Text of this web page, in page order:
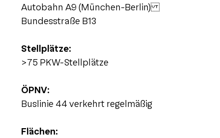
Autobahn A9 (München-Berlin)
Bundesstraße B13
Stellplätze:
>75 PKW-Stellplätze
ÖPNV:
Buslinie 44 verkehrt regelmäßig
Flächen: